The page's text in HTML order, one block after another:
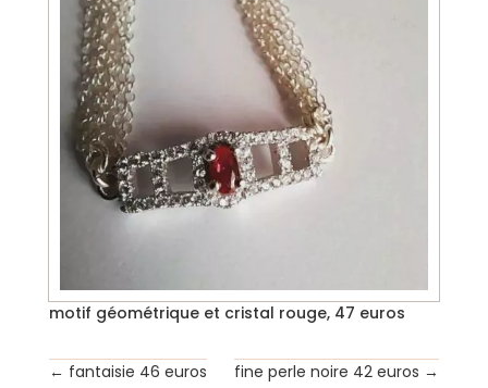
motif géométrique et cristal rouge, 47 euros
← fantaisie 46 euros fine perle noire 42 euros →